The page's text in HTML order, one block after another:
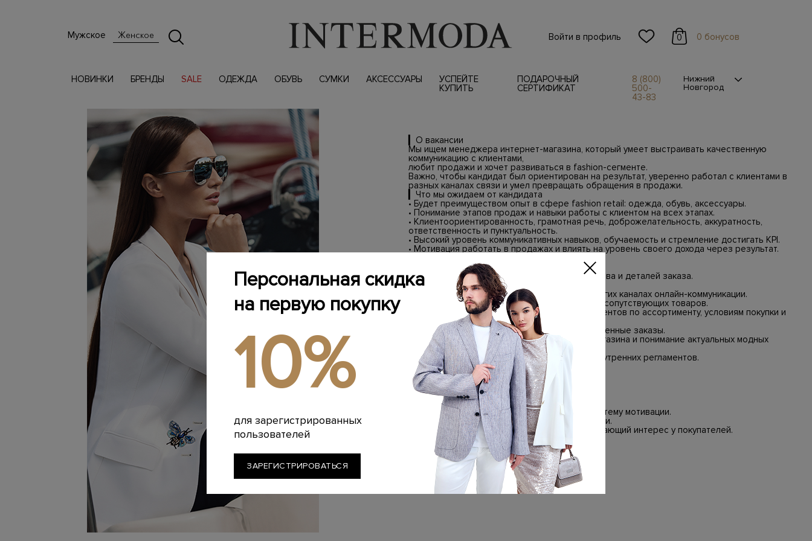
Мужское Женское Войти в профиль 0 0 бонусов
НОВИНКИ БРЕНДЫ SALE ОДЕЖДА ОБУВЬ СУМКИ АКСЕССУАРЫ
УСПЕЙТЕ
КУПИТЬ
ПОДАРОЧНЫЙ
СЕРТИФИКАТ
8 (800)
500-
43-83
Нижний
Новгород
▎О вакансии
Мы ищем менеджера интернет-магазина, который умеет выстраивать качественную
коммуникацию с клиентами,
любит продажи и хочет развиваться в fashion-сегменте.
Важно, чтобы кандидат был ориентирован на результат, уверенно работал с клиентами в
разных каналах связи и умел превращать обращения в продажи.
▎Что мы ожидаем от кандидата
• Будет преимуществом опыт в сфере fashion retail: одежда, обувь, аксессуары.
• Понимание этапов продаж и навыки работы с клиентом на всех этапах.
• Клиентоориентированность, грамотная речь, доброжелательность, аккуратность,
ответственность и пунктуальность.
• Высокий уровень коммуникативных навыков, обучаемость и стремление достигать KPI.
• Мотивация работать в продажах и влиять на уровень своего дохода через результат.
• Работа с теплой клиентской базой.
• Исходящие звонки для подтверждения состава и деталей заказа.
• Холодные звонки по целевой аудитории.
• Общение с клиентами в мессенджерах и других каналах онлайн-коммуникации.
• Дополнительные продажи и кросс-продажи сопутствующих товаров.
• Прием входящих звонков и консультация клиентов по ассортименту, условиям покупки и
доставки.
• Конвертация входящих обращений в оформленные заказы.
• Глубокое знание ассортимента интернет-магазина и понимание актуальных модных
тенденций.
• Выполнение плана продаж и соблюдение внутренних регламентов.
• Сборка, комплектация и упаковка заказов.
▎Мы предлагаем
• Сменный график 2/2 с 10:00 до 21:00.
• Официальное трудоустройство.
• Комфортный офис в центре города.
• Реалистичные планы продаж и понятную систему мотивации.
• Обучение и адаптацию на период стажировки.
• Лояльную клиентскую базу и продукт, вызывающий интерес у покупателей.
Подробнее по телефону: 8800-500-43-83
ОТПРАВИТЬ РЕЗЮМЕ
Персональная скидка
на первую покупку
10%
для зарегистрированных
пользователей
ЗАРЕГИСТРИРОВАТЬСЯ